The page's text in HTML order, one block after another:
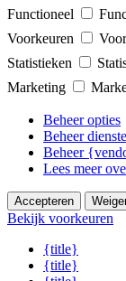
Functioneel
Voorkeuren
Statistieken
Marketing
Beheer opties
Beheer
Beheer
Lees meer
Accepteren
Bekijk voorkeuren
{title}
{title}